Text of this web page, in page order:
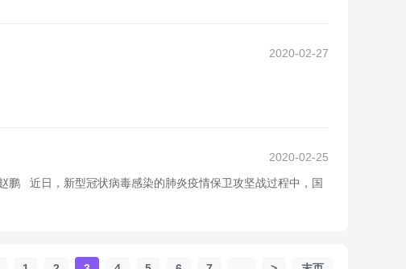
2020-02-27
2020-02-25
近日，新型冠状病毒感染的肺炎疫情保卫攻坚战过程中，国